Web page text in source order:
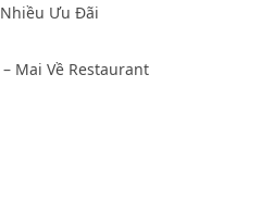
Nhiều Ưu Đãi
– Mai Về Restaurant